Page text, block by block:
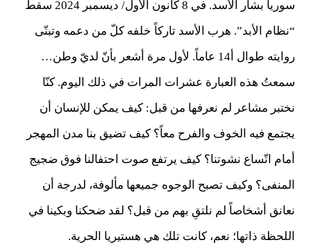
سوريا بشار الأسد. في 8 كانون الأول/ ديسمبر 2024 سقط
“نظام الأبد”. هرب الأسد تاركاً خلفه كلّ من دعمه وتبنّى
روايته طوال أ14 عاماً. لأول مرة أشعر بأنّ لديّ وطن…
سمعتُ هذه العبارة عشرات المرات في ذلك اليوم. كنّا
نختبر مشاعر لم نعرفها من قبل: كيف يمكن للإنسان أن
يجتمع فيه الخوف والفرح معاً؟ كيف تضيق بنا مدن المهجر
أمام اتّساع نشوتنا؟ كيف يرتفع صوت احتفالنا فوق ضجيج
المنفى؟ وكيف تصبح الوجوه جميعها مألوفة، لدرجة أن
نعانق أشخاصاً لم نلتقِ بهم من قبل؟ لقد ضحكنا وبكينا في
اللحظة ذاتها؛ نعم، كانت تلك هي هستيريا الحرية.